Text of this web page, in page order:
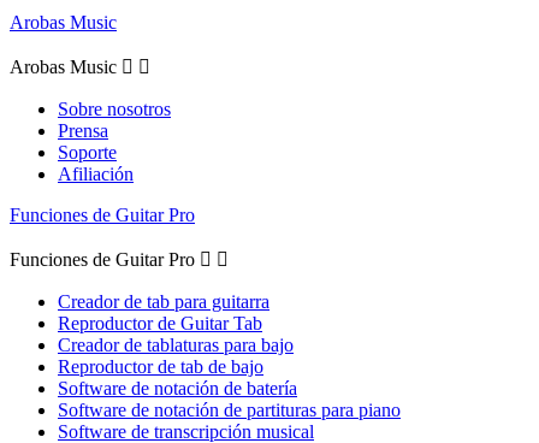
Arobas Music
Arobas Music  
Sobre nosotros
Prensa
Soporte
Afiliación
Funciones de Guitar Pro
Funciones de Guitar Pro  
Creador de tab para guitarra
Reproductor de Guitar Tab
Creador de tablaturas para bajo
Reproductor de tab de bajo
Software de notación de batería
Software de notación de partituras para piano
Software de transcripción musical